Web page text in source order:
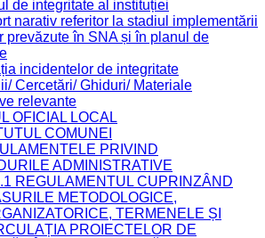
de integritate al instituției
narativ referitor la stadiul implementării
prevăzute în SNA și în planul de
incidentelor de integritate
Cercetări/ Ghiduri/ Materiale
relevante
OFICIAL LOCAL
COMUNEI
PRIVIND
ADMINISTRATIVE
REGULAMENTUL CUPRINZÂND
METODOLOGICE,
TERMENELE ȘI
PROIECTELOR DE